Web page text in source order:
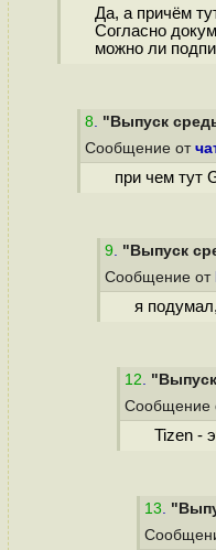
Да, а причём
Согласно
можно ли
8. "Выпуск
Сообщение от
при чем тут
9. "Выпуск
Сообщение от
я
12.
Сообщение
Tizen -
13.